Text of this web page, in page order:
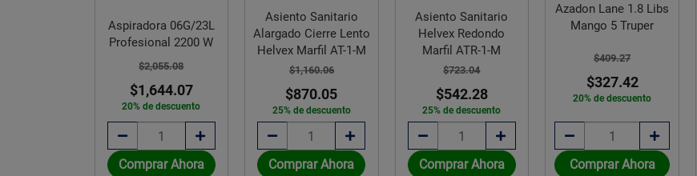
Aspiradora 06G/23L
Profesional 2200 W
$2,055.08
$1,644.07
20% de descuento
Comprar Ahora
Asiento Sanitario
Alargado Cierre Lento
Helvex Marfil AT-1-M
$1,160.06
$870.05
25% de descuento
Comprar Ahora
Asiento Sanitario
Helvex Redondo
Marfil ATR-1-M
$723.04
$542.28
25% de descuento
Comprar Ahora
Azadon Lane 1.8 Libs
Mango 5 Truper
$409.27
$327.42
20% de descuento
Comprar Ahora